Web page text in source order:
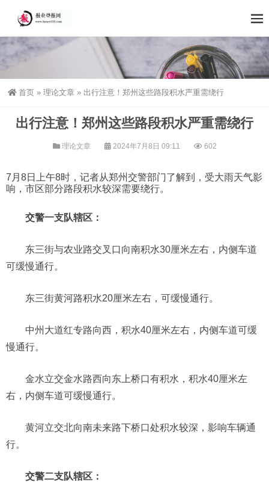
首页 » 理论文章 » 出行注意！郑州这些路段积水严重需绕行
出行注意！郑州这些路段积水严重需绕行
理论文章 2024年7月8日 09:11 602
7月8日上午8时，记者从郑州交警部门了解到，受大雨天气影
响，市区部分路段积水较深需要绕行。
交警一支队辖区：
东三街与农业路交叉口向南积水30厘米左右，内侧车道
可缓慢通行。
东三街黄河路积水20厘米左右，可缓慢通行。
中州大道红专路向西，积水40厘米左右，内侧车道可缓
慢通行。
金水立交金水路西向东上桥口有积水，积水40厘米左
右，内侧车道可缓慢通行。
黄河立交北向南未来路下桥口处积水较深，影响车辆通
行。
交警二支队辖区：